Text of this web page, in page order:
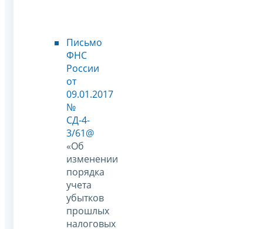
Письмо
ФНС
России
от
09.01.2017
№
СД-4-
3/61@
«Об
изменении
порядка
учета
убытков
прошлых
налоговых